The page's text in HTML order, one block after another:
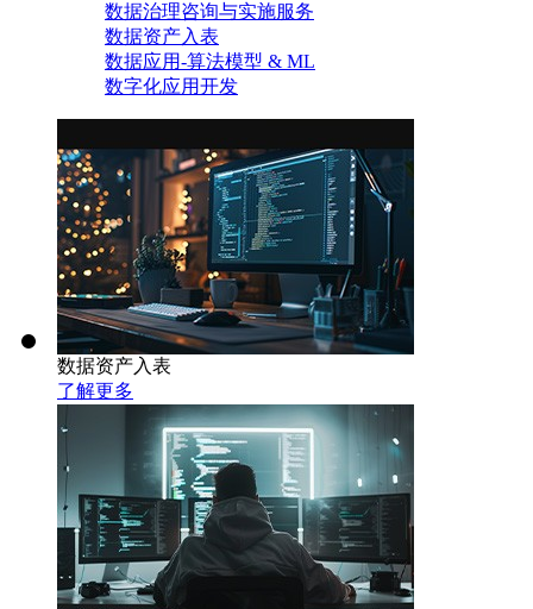
数据治理咨询与实施服务
数据资产入表
数据应用-算法模型 & ML
数字化应用开发
数据资产入表
了解更多